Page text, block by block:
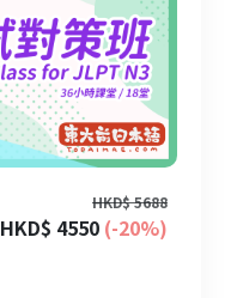
HKD$ 5688
HKD$ 4550 (-20%)